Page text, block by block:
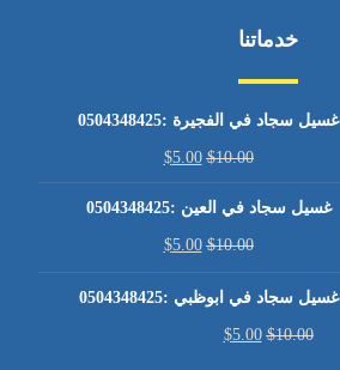
خدماتنا
غسيل سجاد في الفجيرة :0504348425
$10.00
$5.00
غسيل سجاد في العين :0504348425
$10.00
$5.00
غسيل سجاد في ابوظبي :0504348425
$10.00
$5.00